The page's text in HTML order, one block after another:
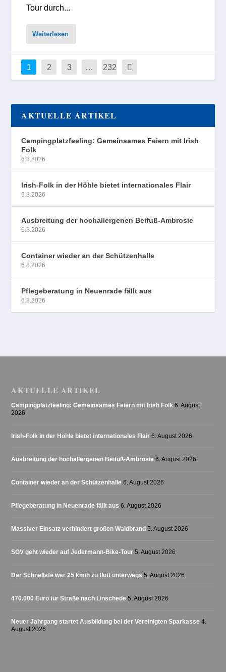
Tour durch...
Weiterlesen
1 2 3 … 232
AKTUELLE ARTIKEL
Campingplatzfeeling: Gemeinsames Feiern mit Irish
Folk
6.8.2026
Irish-Folk in der Höhle bietet internationales Flair
6.8.2026
Ausbreitung der hochallergenen Beifuß-Ambrosie
6.8.2026
Container wieder an der Schützenhalle
6.8.2026
Pflegeberatung in Neuenrade fällt aus
6.8.2026
AKTUELLE ARTIKEL
Campingplatzfeeling: Gemeinsames Feiern mit Irish Folk 6. August
2026
Irish-Folk in der Höhle bietet internationales Flair 6. August 2026
Ausbreitung der hochallergenen Beifuß-Ambrosie 6. August 2026
Container wieder an der Schützenhalle 6. August 2026
Pflegeberatung in Neuenrade fällt aus 6. August 2026
Massiver Einsatz verhindert großen Waldbrand 5. August 2026
SGV geht wieder auf Jedermann-Bike-Tour 5. August 2026
Der Schnellste war 25 km/h zu flott unterwegs 5. August 2026
470.000 Euro für Straße nach Linschede 5. August 2026
Neuer Jahrgang startet Ausbildung bei der Vereinigten Sparkasse 4.
August 2026